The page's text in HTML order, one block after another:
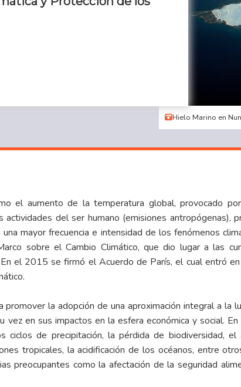
Hielo Marino en
el aumento de la temperatura global, provocado
actividades del ser humano (emisiones antropógenas),
mayor frecuencia e intensidad de los fenómenos
sobre el Cambio Climático, que dio lugar a las
el 2015 se firmó el Acuerdo de París, el cual entró
promover la adopción de una aproximación integral a la
vez en sus impactos en la esfera económica y social.
ciclos de precipitación, la pérdida de biodiversidad,
tropicales, la acidificación de los océanos, entre
preocupantes como la afectación de la seguridad